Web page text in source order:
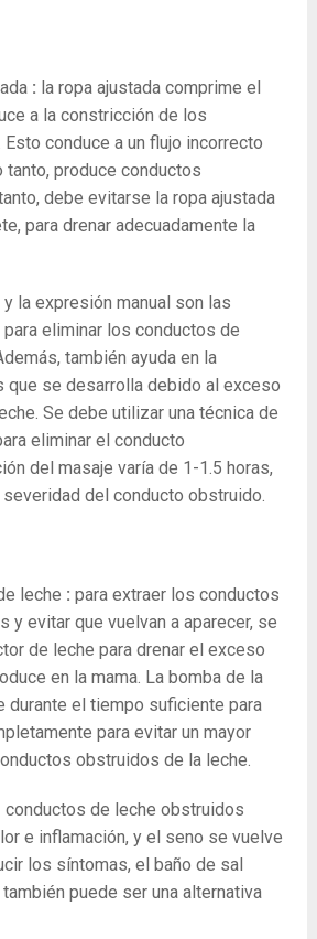
: la ropa ajustada comprime el
a la constricción de los
conduce a un flujo incorrecto
tanto, produce conductos
debe evitarse la ropa ajustada
para drenar adecuadamente la
la expresión manual son las
eliminar los conductos de
también ayuda en la
que se desarrolla debido al exceso
Se debe utilizar una técnica de
eliminar el conducto
del masaje varía de 1-1.5 horas,
del conducto obstruido.
leche : para extraer los conductos
y evitar que vuelvan a aparecer, se
de leche para drenar el exceso
en la mama. La bomba de la
durante el tiempo suficiente para
para evitar un mayor
obstruidos de la leche.
conductos de leche obstruidos
e inflamación, y el seno se vuelve
los síntomas, el baño de sal
puede ser una alternativa